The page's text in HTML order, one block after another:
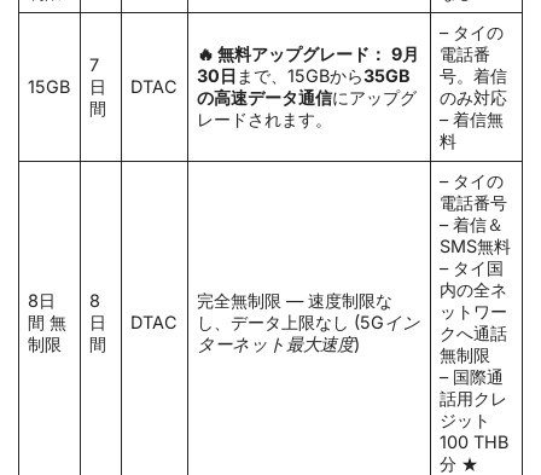
15GB
7
日
間
DTAC
🔥 無料アップグレード： 9月
30日 まで、15GBから35GB
の高速データ通信にアップグ
レードされます。
– タイの
電話番
号。着信
のみ対応
– 着信無
料
8日
間 無
制限
8
日
間
DTAC
完全無制限 — 速度制限な
し、データ上限なし (5Gイン
ターネット最大速度)
– タイの
電話番号
– 着信＆
SMS無料
– タイ国
内の全ネ
ットワー
クへ通話
無制限
– 国際通
話用クレ
ジット
100 THB
分 ★